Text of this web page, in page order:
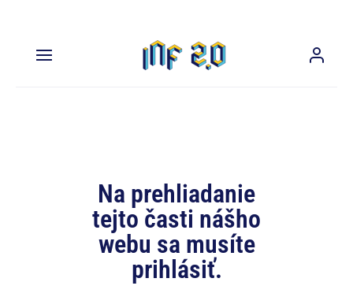
Na prehliadanie
tejto časti nášho
webu sa musíte
prihlásiť.